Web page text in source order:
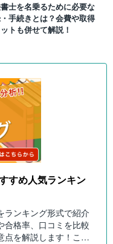
士を名乗るために必要な
手続きとは？会費や取得
トも併せて解説！
すめ人気ランキン
ランキング形式で紹介
合格率、口コミを比較
点を解説します！これ